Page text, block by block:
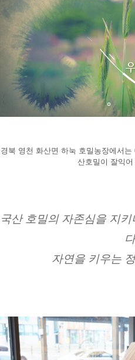
경북 영천 화산면 하눅 호밀농장에서
산호밀이 잘익
국산 호밀의 자존심을 지
자연을 키우는